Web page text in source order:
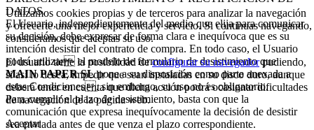
DATOS.
El Usuario, independientemente del medio que elija para comunicar
su decisión, debe expresar de forma clara e inequívoca que es su
intención desistir del contrato de compra. En todo caso, el Usuario
podrá utilizar el modelo de formulario de desistimiento que
MAIN PAPER SLpone a su disposición como parte anexada a
estas Condiciones, sin embargo, su uso no es obligatorio.
Para cumplir el plazo de desistimiento, basta con que la
comunicación que expresa inequívocamente la decisión de desistir
sea enviada antes de que venza el plazo correspondiente.
Utilizamos cookies propias y de terceros para analizar la navegación
y ofrecerte una mejor experiencia y servicio. Si continuas navegando,
consideramos que aceptas su uso.
El usuario tiene la posibilidad deconfigurar su navegadorpudiendo,
si así lo desea, impedir que sean instaladas en su disco duro, aunque
deberá tener en cuenta que dicha acción podrá ocasionar dificultades
de navegación de la página web.
Aceptar